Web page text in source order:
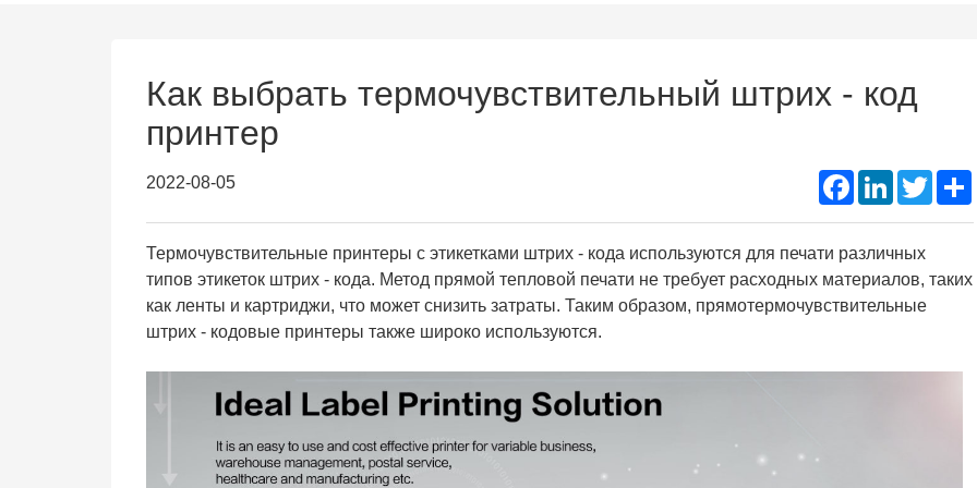
Portable A4 Printer
Как выбрать термочувствительный штрих - код
принтер
2022-08-05 Facebook
LinkedInTwitter
Термочувствительные принтеры с этикетками штрих - кода используются для печати различных
типов этикеток штрих - кода. Метод прямой тепловой печати не требует расходных материалов, таких
как ленты и картриджи, что может снизить затраты. Таким образом, прямотермочувствительные
штрих - кодовые принтеры также широко используются.